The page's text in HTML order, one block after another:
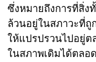
ซึ่งหมายถึงการที่สิ่ง
ล้วนอยู่ในสภาวะที่
ให้แปรปรวนไปอยู่ต
ในสภาพเดิมได้ตลอ